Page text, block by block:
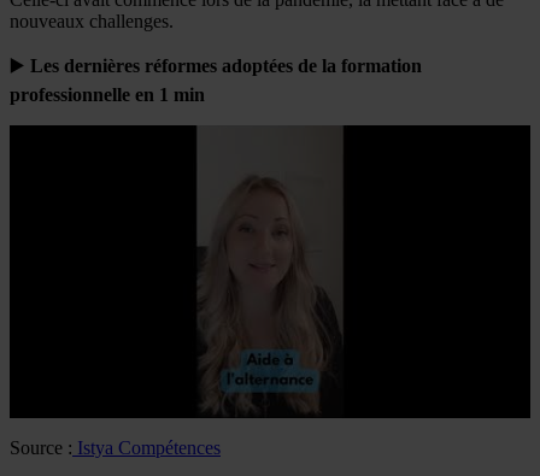
nouveaux challenges.
▶️ Les dernières réformes adoptées de la formation
professionnelle en 1 min
Source : Istya Compétences